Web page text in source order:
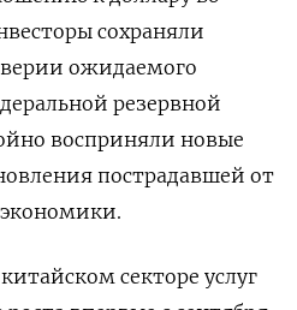
сохраняли
ожидаемого
резервной
восприняли новые
пострадавшей от
секторе услуг